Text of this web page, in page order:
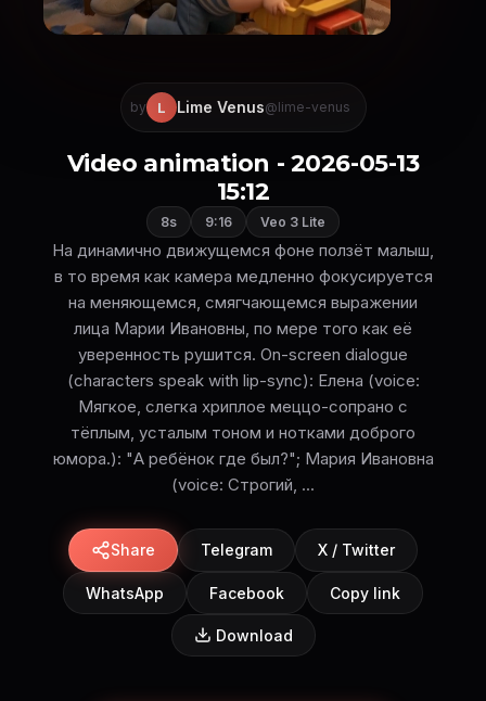
by L Lime Venus@lime-venus
Video animation - 2026-05-13
15:12
8s 9:16 Veo 3 Lite
На динамично движущемся фоне ползёт малыш,
в то время как камера медленно фокусируется
на меняющемся, смягчающемся выражении
лица Марии Ивановны, по мере того как её
уверенность рушится. On-screen dialogue
(characters speak with lip-sync): Елена (voice:
Мягкое, слегка хриплое меццо-сопрано с
тёплым, усталым тоном и нотками доброго
юмора.): "А ребёнок где был?"; Мария Ивановна
(voice: Строгий, ...
Share Telegram X / Twitter
WhatsApp Facebook Copy link
Download